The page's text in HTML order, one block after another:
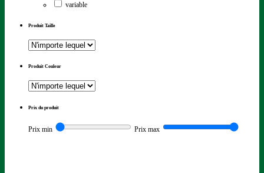
variable
Produit Taille
Produit Couleur
Prix du produit
Prix min Prix max